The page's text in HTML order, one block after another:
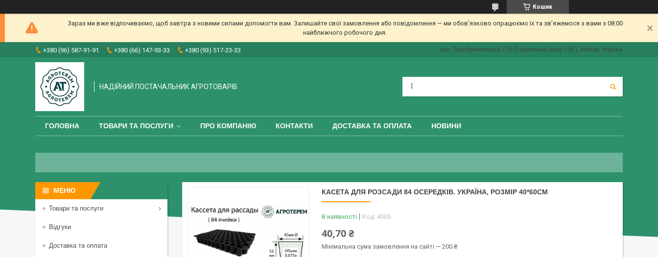
Кошик
Зараз ми вже відпочиваємо, щоб завтра з новими силами допомогти вам. Залишайте свої замовлення або повідомлення — ми обов’язково опрацюємо їх та зв’яжемося з вами з 08:00
найближчого робочого дня.
+380 (96) 587-91-91 +380 (66) 147-93-33 +380 (93) 517-23-33 вул. Преображенська 15б (Радянської армії 15б ), Маяки, Україна
НАДІЙНИЙ ПОСТАЧАЛЬНИК АГРОТОВАРІВ
ГОЛОВНА ТОВАРИ ТА ПОСЛУГИ ПРО КОМПАНІЮ КОНТАКТИ ДОСТАВКА ТА ОПЛАТА НОВИНИ
КАСЕТА ДЛЯ РОЗСАДИ 84 ОСЕРЕДКІВ. УКРАЇНА, РОЗМІР 40*60СМ
В наявності Код: 4005
40,70 ₴
Мінімальна сума замовлення на сайті — 200 ₴
Товари та послуги
Відгуки
Доставка та оплата